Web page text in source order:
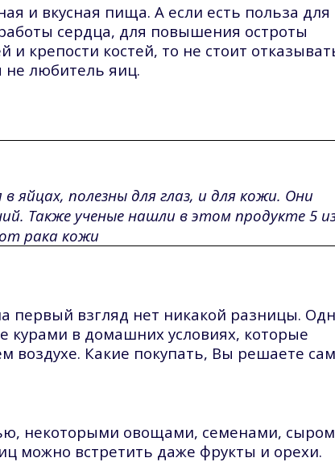
и вкусная пища. А если есть польза для
сердца, для повышения остроты
крепости костей, то не стоит
не любитель яиц.
яйцах, полезны для глаз, и для кожи. Они
Также ученые нашли в этом продукте 5
рака кожи
первый взгляд нет никакой разницы.
курами в домашних условиях, которые
воздухе. Какие покупать, Вы решаете
некоторыми овощами, семенами,
можно встретить даже фрукты и орехи.